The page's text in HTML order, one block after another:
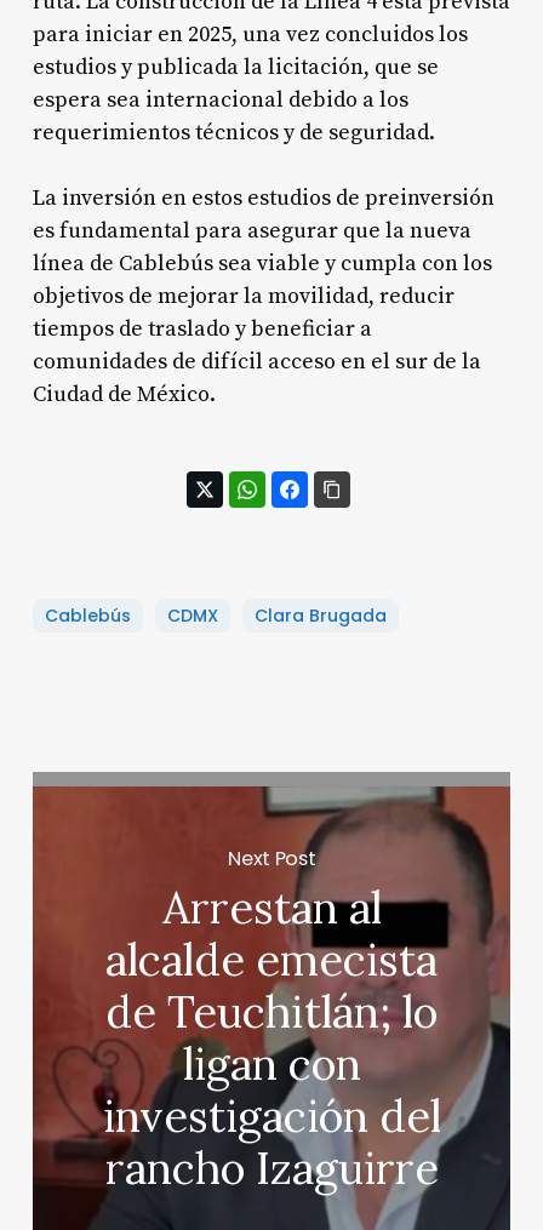
para iniciar en 2025, una vez concluidos los
estudios y publicada la licitación, que se
espera sea internacional debido a los
requerimientos técnicos y de seguridad.
La inversión en estos estudios de preinversión
es fundamental para asegurar que la nueva
línea de Cablebús sea viable y cumpla con los
objetivos de mejorar la movilidad, reducir
tiempos de traslado y beneficiar a
comunidades de difícil acceso en el sur de la
Ciudad de México.
Cablebús CDMX Clara Brugada
Next Post
Arrestan al
alcalde emecista
de Teuchitlán; lo
ligan con
investigación del
rancho Izaguirre